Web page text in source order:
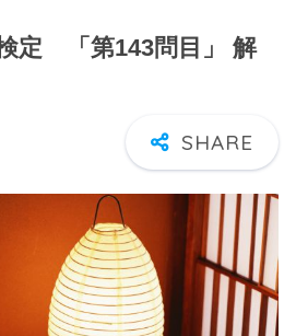
定 「第143問目」 解